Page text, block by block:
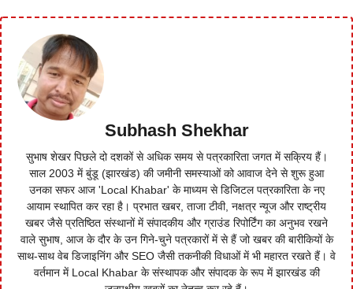
Subhash Shekhar
सुभाष शेखर पिछले दो दशकों से अधिक समय से पत्रकारिता जगत में सक्रिय हैं।
साल 2003 में बुंडू (झारखंड) की जमीनी समस्याओं को आवाज देने से शुरू हुआ
उनका सफर आज 'Local Khabar' के माध्यम से डिजिटल पत्रकारिता के नए
आयाम स्थापित कर रहा है। प्रभात खबर, ताजा टीवी, नक्षत्र न्यूज और राष्ट्रीय
खबर जैसे प्रतिष्ठित संस्थानों में संपादकीय और ग्राउंड रिपोर्टिंग का अनुभव रखने
वाले सुभाष, आज के दौर के उन गिने-चुने पत्रकारों में से हैं जो खबर की बारीकियों के
साथ-साथ वेब डिजाइनिंग और SEO जैसी तकनीकी विधाओं में भी महारत रखते हैं। वे
वर्तमान में Local Khabar के संस्थापक और संपादक के रूप में झारखंड की